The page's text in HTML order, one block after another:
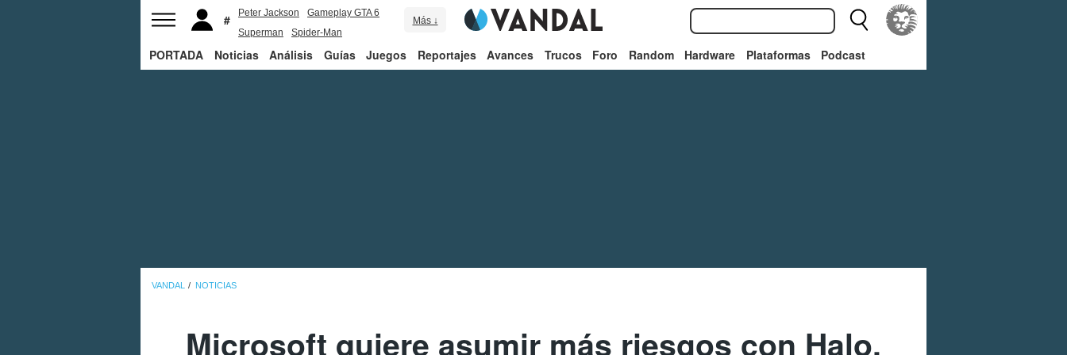
Peter Jackson
Gameplay GTA 6
Superman
Spider-Man
Más ↓
PORTADA Noticias Análisis Guías Juegos Reportajes Avances Trucos Foro Random Hardware Plataformas Podcast
VANDAL NOTICIAS
Microsoft quiere asumir más riesgos con Halo,